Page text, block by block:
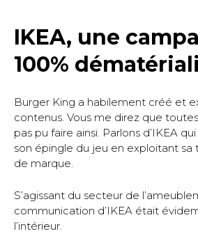
IKEA, une
100%
Burger King a habilement créé et
contenus. Vous me direz que
pas pu faire ainsi. Parlons d’IKEA
son épingle du jeu en exploitant
de marque.
S’agissant du secteur de
communication d’IKEA était
l’intérieur.